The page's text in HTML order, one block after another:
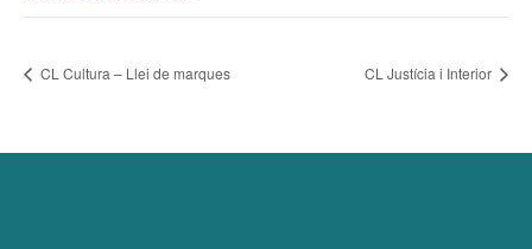
CL Cultura – Llei de marques CL Justícia i Interior